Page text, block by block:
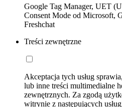
Google Tag Manager, UET
Consent Mode od Microsoft,
Freshchat
Treści zewnętrzne
Akceptacja tych usług
lub inne treści multimedialne
zewnętrznych. Za zgodą
witrynie z następujących